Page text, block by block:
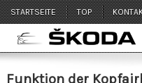
STARTSEITE TOP
Funktion der